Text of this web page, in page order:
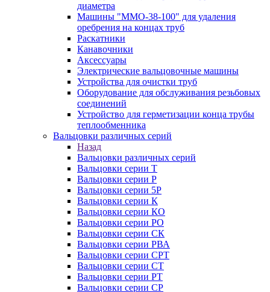
диаметра
Машины "ММО-38-100" для удаления
оребрения на концах труб
Раскатники
Канавочники
Аксессуары
Электрические вальцовочные машины
Устройства для очистки труб
Оборудование для обслуживания резьбовых
соединений
Устройство для герметизации конца трубы
теплообменника
Вальцовки различных серий
Назад
Вальцовки различных серий
Вальцовки серии Т
Вальцовки серии Р
Вальцовки серии 5Р
Вальцовки серии К
Вальцовки серии КО
Вальцовки серии РО
Вальцовки серии СК
Вальцовки серии РВА
Вальцовки серии СРТ
Вальцовки серии СТ
Вальцовки серии РТ
Вальцовки серии СР